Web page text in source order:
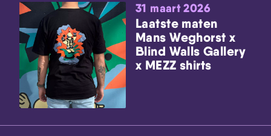
31 maart 2026
Laatste maten
Mans Weghorst x
Blind Walls Gallery
x MEZZ shirts